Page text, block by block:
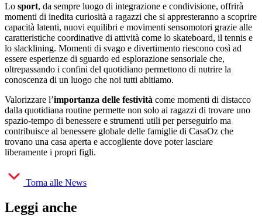
Lo sport, da sempre luogo di integrazione e condivisione, offrirà
momenti di inedita curiosità a ragazzi che si appresteranno a scoprire
capacità latenti, nuovi equilibri e movimenti sensomotori grazie alle
caratteristiche coordinative di attività come lo skateboard, il tennis e
lo slacklining. Momenti di svago e divertimento riescono così ad
essere esperienze di sguardo ed esplorazione sensoriale che,
oltrepassando i confini del quotidiano permettono di nutrire la
conoscenza di un luogo che noi tutti abitiamo.
Valorizzare l’importanza delle festività come momenti di distacco
dalla quotidiana routine permette non solo ai ragazzi di trovare uno
spazio-tempo di benessere e strumenti utili per perseguirlo ma
contribuisce al benessere globale delle famiglie di CasaOz che
trovano una casa aperta e accogliente dove poter lasciare
liberamente i propri figli.
Torna alle News
Leggi anche